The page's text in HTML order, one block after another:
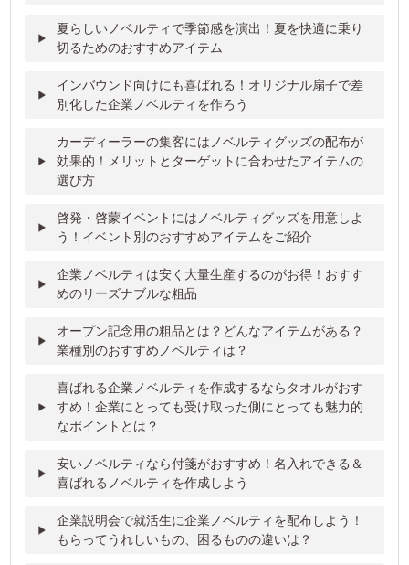
夏らしいノベルティで季節感を演出！夏を快適に乗り
切るためのおすすめアイテム
インバウンド向けにも喜ばれる！オリジナル扇子で差
別化した企業ノベルティを作ろう
カーディーラーの集客にはノベルティグッズの配布が
効果的！メリットとターゲットに合わせたアイテムの
選び方
啓発・啓蒙イベントにはノベルティグッズを用意しよ
う！イベント別のおすすめアイテムをご紹介
企業ノベルティは安く大量生産するのがお得！おすす
めのリーズナブルな粗品
オープン記念用の粗品とは？どんなアイテムがある？
業種別のおすすめノベルティは？
喜ばれる企業ノベルティを作成するならタオルがおす
すめ！企業にとっても受け取った側にとっても魅力的
なポイントとは？
安いノベルティなら付箋がおすすめ！名入れできる＆
喜ばれるノベルティを作成しよう
企業説明会で就活生に企業ノベルティを配布しよう！
もらってうれしいもの、困るものの違いは？